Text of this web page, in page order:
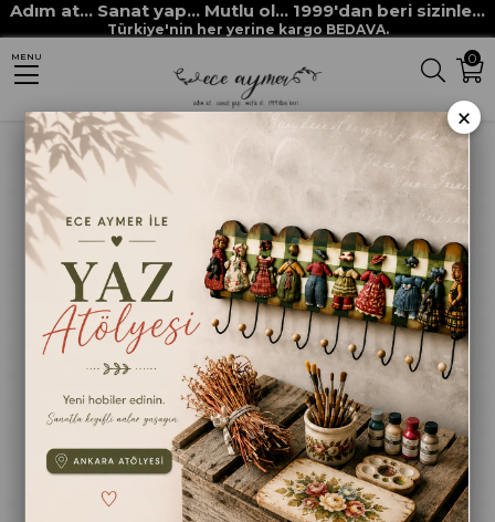
Adım at... Sanat yap... Mutlu ol... 1999'dan beri sizinle...
Türkiye'nin her yerine kargo BEDAVA.
0
MENU
Anasayfa BOYAMA ANA MALZEMELERİ ESKİTME ÜRÜNLERİ
ESKİTME BOYALARI ESKİTME PUDRASI 120CC NİL YEŞİLİ
×